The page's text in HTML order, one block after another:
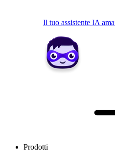
Il tuo assistente IA
Prodotti